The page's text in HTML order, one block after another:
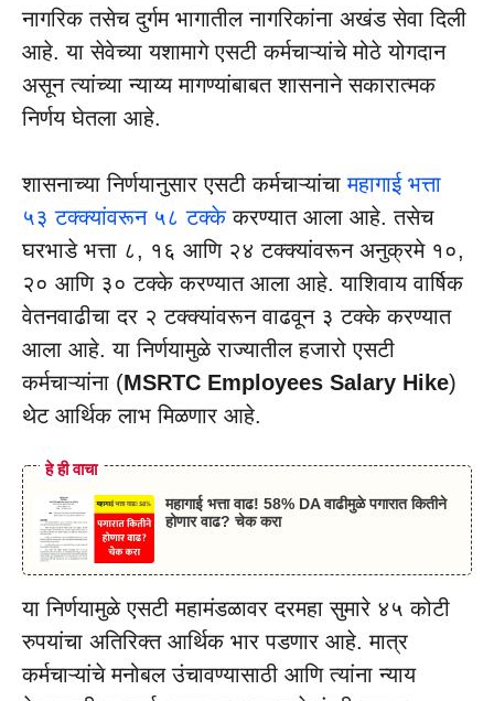
नागरिक तसेच दुर्गम भागातील नागरिकांना अखंड सेवा दिली
आहे. या सेवेच्या यशामागे एसटी कर्मचाऱ्यांचे मोठे योगदान
असून त्यांच्या न्याय्य मागण्यांबाबत शासनाने सकारात्मक
निर्णय घेतला आहे.
शासनाच्या निर्णयानुसार एसटी कर्मचाऱ्यांचामहागाई भत्ता
५३ टक्क्यांवरून ५८ टक्केकरण्यात आला आहे. तसेच
घरभाडे भत्ता ८, १६ आणि २४ टक्क्यांवरून अनुक्रमे १०,
२० आणि ३० टक्के करण्यात आला आहे. याशिवाय वार्षिक
वेतनवाढीचा दर २ टक्क्यांवरून वाढवून ३ टक्के करण्यात
आला आहे. या निर्णयामुळे राज्यातील हजारो एसटी
कर्मचाऱ्यांना (MSRTC Employees Salary Hike)
थेट आर्थिक लाभ मिळणार आहे.
हे ही वाचा
महागाई भत्ता वाढ! 58% DA वाढीमुळे पगारात कितीने
होणार वाढ? चेक करा
या निर्णयामुळे एसटी महामंडळावर दरमहा सुमारे ४५ कोटी
रुपयांचा अतिरिक्त आर्थिक भार पडणार आहे. मात्र
कर्मचाऱ्यांचे मनोबल उंचावण्यासाठी आणि त्यांना न्याय